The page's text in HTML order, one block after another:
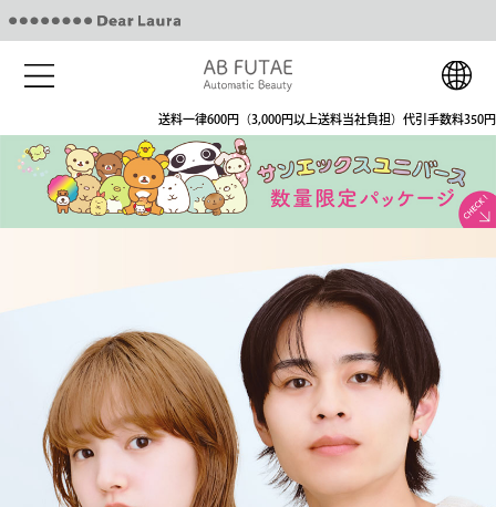
送料一律600円（3,000円以上送料当社負担）代引手数料350円